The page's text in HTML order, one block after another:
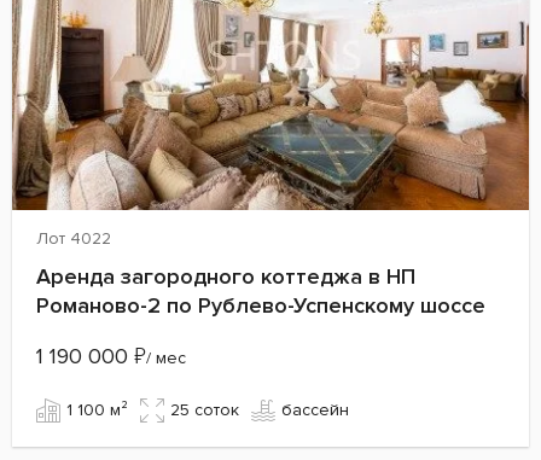
Лот 4022
Аренда загородного коттеджа в НП
Романово-2 по Рублево-Успенскому шоссе
1 190 000 ₽/ мес
1 100 м² 25 cоток бассейн